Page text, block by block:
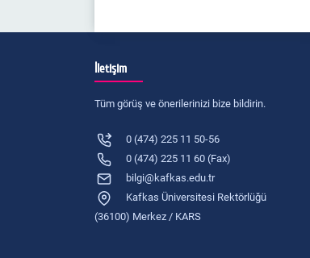
İletişim
Tüm görüş ve önerilerinizi bize bildirin.
0 (474) 225 11 50-56
0 (474) 225 11 60 (Fax)
bilgi@kafkas.edu.tr
Kafkas Üniversitesi Rektörlüğü
(36100) Merkez / KARS